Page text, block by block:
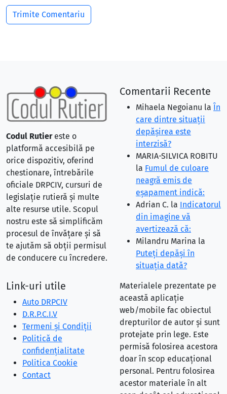
Codul Rutiereste o
platformă accesibilă pe
orice dispozitiv, oferind
chestionare, întrebările
oficiale DRPCIV, cursuri de
legislație rutieră și multe
alte resurse utile. Scopul
nostru este să simplificăm
procesul de învățare și să
te ajutăm să obții permisul
de conducere cu încredere.
Comentarii Recente
Mihaela Negoianu la În
care dintre situaţii
depăşirea este
interzisă?
MARIA-SILVICA ROBITU
la Fumul de culoare
neagră emis de
eşapament indică:
Adrian C. la Indicatorul
din imagine vă
avertizează că:
Milandru Marina la
Puteţi depăşi în
situaţia dată?
Link-uri utile
Auto DRPCIV
D.R.P.C.I.V
Termeni și Condiții
Politică de
confidențialitate
Politica Cookie
Contact
Materialele prezentate pe
această aplicație
web/mobile fac obiectul
drepturilor de autor și sunt
protejate prin lege. Este
permisă folosirea acestora
doar în scop educațional
personal. Pentru folosirea
acestor materiale în alt